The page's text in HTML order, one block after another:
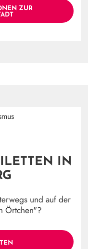
ZUR
IN
und auf der
Örtchen"?